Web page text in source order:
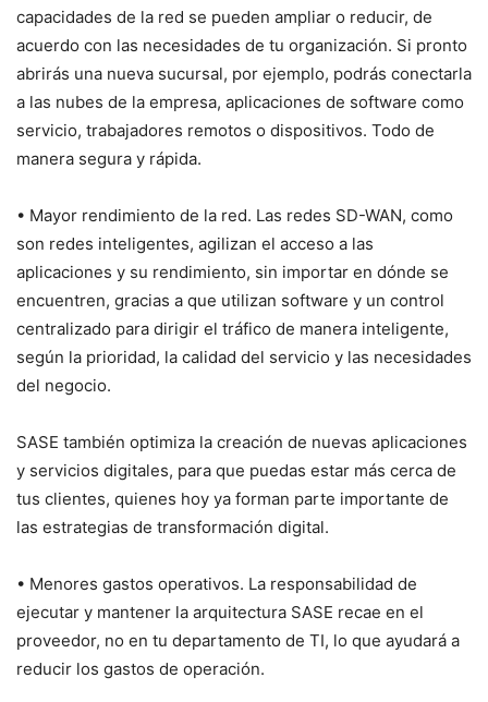
capacidades de la red se pueden ampliar o reducir, de
acuerdo con las necesidades de tu organización. Si pronto
abrirás una nueva sucursal, por ejemplo, podrás conectarla
a las nubes de la empresa, aplicaciones de software como
servicio, trabajadores remotos o dispositivos. Todo de
manera segura y rápida.
• Mayor rendimiento de la red. Las redes SD-WAN, como
son redes inteligentes, agilizan el acceso a las
aplicaciones y su rendimiento, sin importar en dónde se
encuentren, gracias a que utilizan software y un control
centralizado para dirigir el tráfico de manera inteligente,
según la prioridad, la calidad del servicio y las necesidades
del negocio.
SASE también optimiza la creación de nuevas aplicaciones
y servicios digitales, para que puedas estar más cerca de
tus clientes, quienes hoy ya forman parte importante de
las estrategias de transformación digital.
• Menores gastos operativos. La responsabilidad de
ejecutar y mantener la arquitectura SASE recae en el
proveedor, no en tu departamento de TI, lo que ayudará a
reducir los gastos de operación.